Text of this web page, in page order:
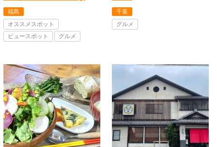
福島
オススメスポット
ビュースポット
グルメ
千葉
グルメ